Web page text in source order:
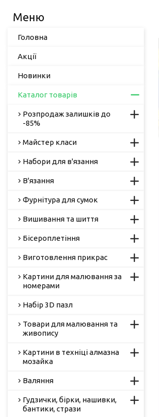
Головна
Акції
Новинки
Каталог товарів
Розпродаж залишків до
-85%
Майстер класи
Набори для в'язання
В'язання
Фурнітура для сумок
Вишивання та шиття
Бісероплетіння
Виготовлення прикрас
Картини для малювання за
номерами
Набір 3D пазл
Товари для малювання та
живопису
Картини в техніці алмазна
мозайка
Валяння
Гудзички, бірки, нашивки,
бантики, стрази